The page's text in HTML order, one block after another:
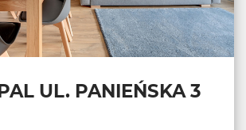
UL. PANIEŃSKA 3